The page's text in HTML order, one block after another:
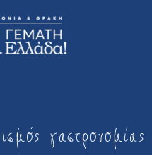
γαστρονομίας